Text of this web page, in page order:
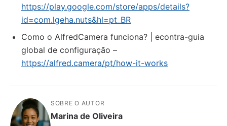
https://play.google.com/store/apps/details?
id=com.lgeha.nuts&hl=pt_BR
Como o AlfredCamera funciona? | econtra-guia
global de configuração –
https://alfred.camera/pt/how-it-works
SOBRE O AUTOR
Marina de Oliveira